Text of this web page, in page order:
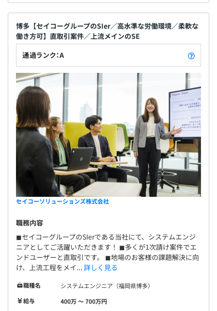
博多【セイコーグループのSIer／高水準な労働環境／柔軟な
働き方可】直取引案件／上流メインのSE
通過ランク：A
セイコーソリューションズ株式会社
職務内容
◼︎セイコーグループのSIerである当社にて、システムエンジ
ニアとしてご活躍いただきます！ ◼︎多くが1次請け案件でエ
ンドユーザーと直取引です。 ◼︎地場のお客様の課題解決に向
け、上流工程をメイ... 詳しく見る
職種名
システムエンジニア（福岡県博多）
給与
400万 〜 700万円